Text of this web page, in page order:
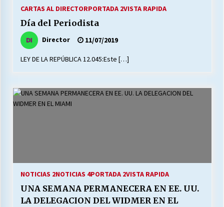
MUNICIPALIDAD, TRABAJADORES, CLIMA
LABORAL:
13/07/2026
VOLVER A SER ALTERNATIVA
16/06/2026
CARTAS AL DIRECTORPORTADA 2VISTA RAPIDA
Día del Periodista
Director 11/07/2019
LEY DE LA REPÚBLICA 12.045:Este […]
NOTICIAS 2NOTICIAS 4PORTADA 2VISTA RAPIDA
UNA SEMANA PERMANECERA EN EE. UU.
LA DELEGACION DEL WIDMER EN EL